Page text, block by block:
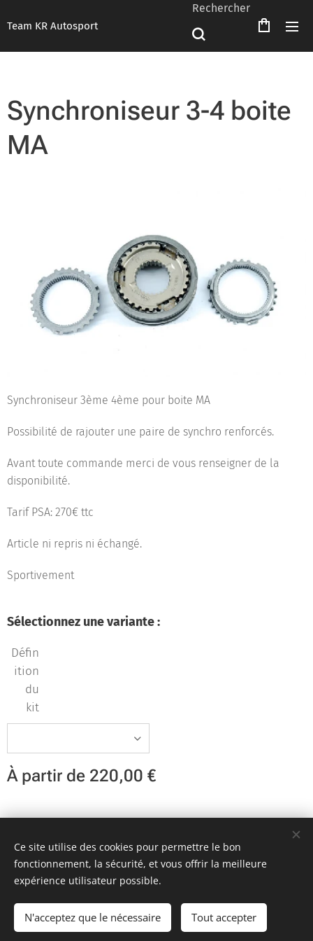
Team KR Autosport
Rechercher
Synchroniseur 3-4 boite
MA
Synchroniseur 3ème 4ème pour boite MA
Possibilité de rajouter une paire de synchro renforcés.
Avant toute commande merci de vous renseigner de la
disponibilité.
Tarif PSA: 270€ ttc
Article ni repris ni échangé.
Sportivement
Sélectionnez une variante :
Défin
ition
du
kit
À partir de 220,00 €
Ajouter au panier
Team KR Autosport - Création originale 2D Unlimited © 2018
Toutes images non libres de droits
Cookies
Ce site utilise des cookies pour permettre le bon
fonctionnement, la sécurité, et vous offrir la meilleure
expérience utilisateur possible.
N'acceptez que le nécessaire Tout accepter